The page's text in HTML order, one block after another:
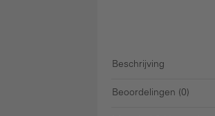
Beschrijving
Beoordelingen (0)